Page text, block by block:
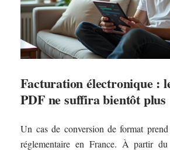
Facturation électronique :
PDF ne suffira bientôt plus
Un cas de conversion de format
réglementaire en France. À partir du